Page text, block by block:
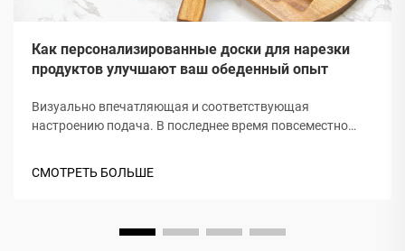
Как персонализированные доски для нарезки
продуктов улучшают ваш обеденный опыт
Визуально впечатляющая и соответствующая
настроению подача. В последнее время повсеместно
уютную атмосферу...
СМОТРЕТЬ БОЛЬШЕ